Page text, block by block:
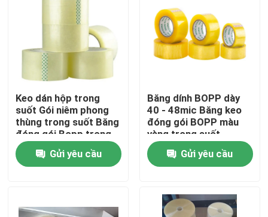
Nhà
Keo dán hộp trong
suốt Gói niêm phong
thùng trong suốt Băng
đóng gói Bopp trong
suốt
Gửi yêu cầu
Băng dính BOPP dày
40 - 48mic Băng keo
đóng gói BOPP màu
vàng trong suốt
Gửi yêu cầu